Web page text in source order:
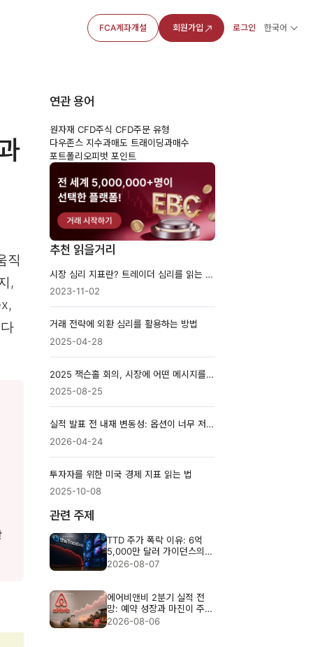
FCA계좌개설 회원가입 로그인 한국어
직
,
연관 용어
원자재 CFD주식 CFD주문 유형
다우존스 지수과매도 트래이딩과매수
포트폴리오피벗 포인트
추천 읽을거리
시장 심리 지표란? 트레이더 심리를 읽는 방법
2023-11-02
거래 전략에 외환 심리를 활용하는 방법
2025-04-28
2025 잭슨홀 회의, 시장에 어떤 메시지를 남겼나?
2025-08-25
실적 발표 전 내재 변동성: 옵션이 너무 저평가된 것일까?
2026-04-24
투자자를 위한 미국 경제 지표 읽는 법
2025-10-08
관련 주제
TTD 주가 폭락 이유: 6억
5,000만 달러 가이던스의
충격
2026-08-07
에어비앤비 2분기 실적 전
망: 예약 성장과 마진이 주가
를 가를까
2026-08-06